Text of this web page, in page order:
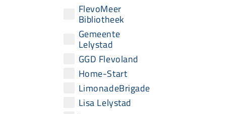
FlevoMeer
Bibliotheek
Gemeente
Lelystad
GGD Flevoland
Home-Start
LimonadeBrigade
Lisa Lelystad